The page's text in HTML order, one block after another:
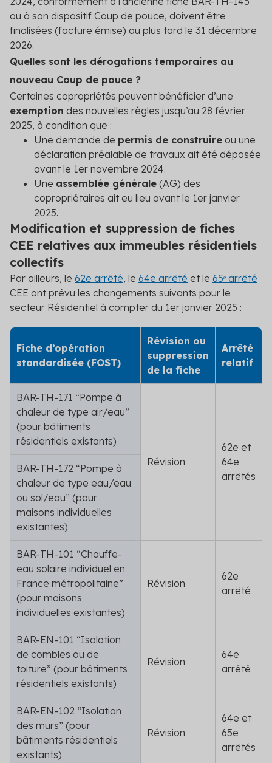
ou à son dispositif Coup de pouce, doivent être
finalisées (facture émise) au plus tard le 31 décembre
2026.
Quelles sont les dérogations temporaires au
nouveau Coup de pouce ?
Certaines copropriétés peuvent bénéficier d’une
exemption des nouvelles règles jusqu’au 28 février
2025, à condition que :
Une demande de permis de construire ou une
déclaration préalable de travaux ait été déposée
avant le 1er novembre 2024.
Une assemblée générale (AG) des
copropriétaires ait eu lieu avant le 1er janvier
2025.
Modification et suppression de fiches
CEE relatives aux immeubles résidentiels
collectifs
Par ailleurs, le 62e arrêté, le 64e arrêté et le 65ᵉ arrêté
CEE ont prévu les changements suivants pour le
secteur Résidentiel à compter du 1er janvier 2025 :
Fiche d’opération
standardisée (FOST)
Révision ou
suppression
de la fiche
Arrêté
relatif
BAR-TH-171 “Pompe à
chaleur de type air/eau”
(pour bâtiments
résidentiels existants)
Révision
62e et
64e
arrêtés
BAR-TH-172 “Pompe à
chaleur de type eau/eau
ou sol/eau” (pour
maisons individuelles
existantes)
BAR-TH-101 “Chauffe-
eau solaire individuel en
France métropolitaine”
(pour maisons
individuelles existantes)
Révision
62e
arrêté
BAR-EN-101 “Isolation
de combles ou de
toiture” (pour bâtiments
résidentiels existants)
Révision
64e
arrêté
BAR-EN-102 “Isolation
des murs” (pour
bâtiments résidentiels
existants)
Révision
64e et
65e
arrêtés